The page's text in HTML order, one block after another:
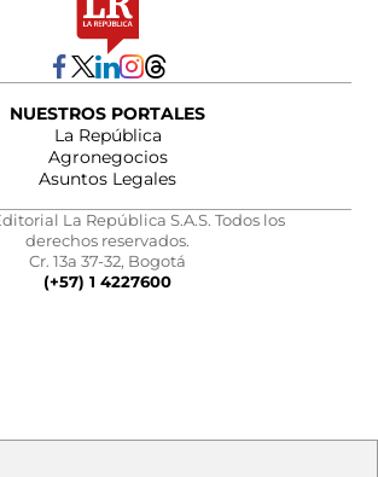
NUESTROS PORTALES
La República
Agronegocios
Asuntos Legales
La República S.A.S. Todos los
derechos reservados.
Cr. 13a 37-32, Bogotá
(+57) 1 4227600